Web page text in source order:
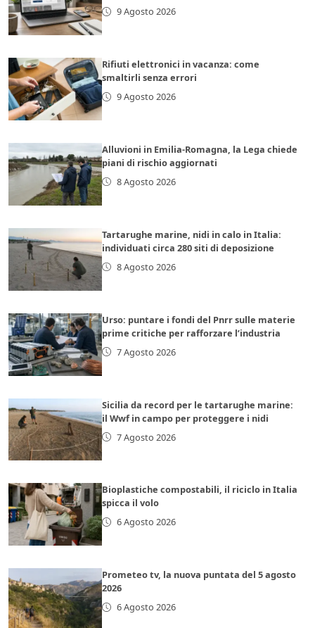
9 Agosto 2026
Rifiuti elettronici in vacanza: come
smaltirli senza errori
9 Agosto 2026
Alluvioni in Emilia-Romagna, la Lega chiede
piani di rischio aggiornati
8 Agosto 2026
Tartarughe marine, nidi in calo in Italia:
individuati circa 280 siti di deposizione
8 Agosto 2026
Urso: puntare i fondi del Pnrr sulle materie
prime critiche per rafforzare l’industria
7 Agosto 2026
Sicilia da record per le tartarughe marine:
il Wwf in campo per proteggere i nidi
7 Agosto 2026
Bioplastiche compostabili, il riciclo in Italia
spicca il volo
6 Agosto 2026
Prometeo tv, la nuova puntata del 5 agosto
2026
6 Agosto 2026